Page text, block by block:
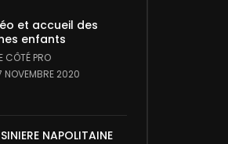
et accueil des
enfants
CÔTÉ PRO
NOVEMBRE 2020
NAPOLITAINE